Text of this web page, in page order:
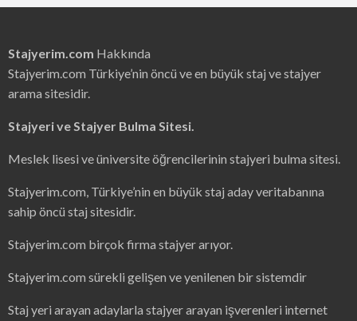
Stajyerim.com Hakkında
Stajyerim.com Türkiye’nin öncü ve en büyük staj ve stajyer
arama sitesidir.
Stajyeri ve Stajyer Bulma Sitesi.
Meslek lisesi ve üniversite öğrencilerinin stajyeri bulma sitesi.
Stajyerim.com, Türkiye’nin en büyük staj aday veritabanına
sahip öncü staj sitesidir.
Stajyerim.com birçok firma stajyer arıyor.
Stajyerim.com sürekli gelişen ve yenilenen bir sistemdir
Staj yeri arayan adaylarla stajyer arayan işverenleri internet